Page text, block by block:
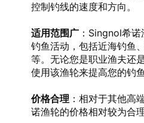
控制钓线的速度和方向。
适用范围广：Singnol希诺
钓鱼活动，包括近海钓鱼
等。无论您是职业渔夫还
使用该渔轮来提高您的钓鱼
价格合理 ：相对于其他高
诺渔轮的价格相对较为合